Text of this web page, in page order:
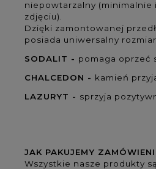
niepowtarzalny (minimalnie
zdjęciu).
Dzięki zamontowanej
posiada uniwersalny rozmiar.
SODALIT - pomaga oprzeć
CHALCEDON - kamień
LAZURYT - sprzyja
JAK PAKUJEMY
Wszystkie nasze produkty